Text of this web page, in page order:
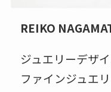
REIKO
ジュエリーデザ
ファインジュエ